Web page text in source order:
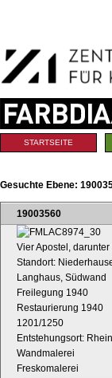
STARTSEITE
Gesuchte Ebene:
19003560
Vier Apostel,
Standort:
Langhaus, Südwand
Freilegung 1940
Restaurierung 1940
1201/1250
Entstehungsort:
Wandmalerei
Freskomalerei